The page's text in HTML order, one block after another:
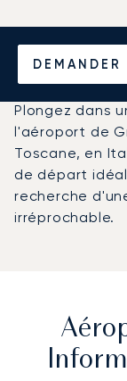
Louer
Plongez dans
l'aéroport de
Toscane, en
de départ
recherche
irréprochable.